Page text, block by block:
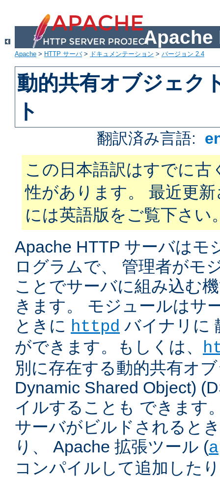
Apache
Apache > HTTP サーバ> ドキュメンテーション > バージョン 2.4
動的共有オブジェク
ト
翻訳済み言語:
この日本語訳はすでに古
性があります。 最近更
には英語版をご覧下さい
Apache HTTP サーバはモ
ログラムで、 管理者がモ
ことでサーバに組み込む
きます。 モジュールはサ
ときに httpd バイナリに
ができます。もしくは、
別に存在する動的共有オ
Dynamic Shared Object)
イルすることも できます
サーバがビルドされると
り、 Apache 拡張ツール (
コンパイルして追加した